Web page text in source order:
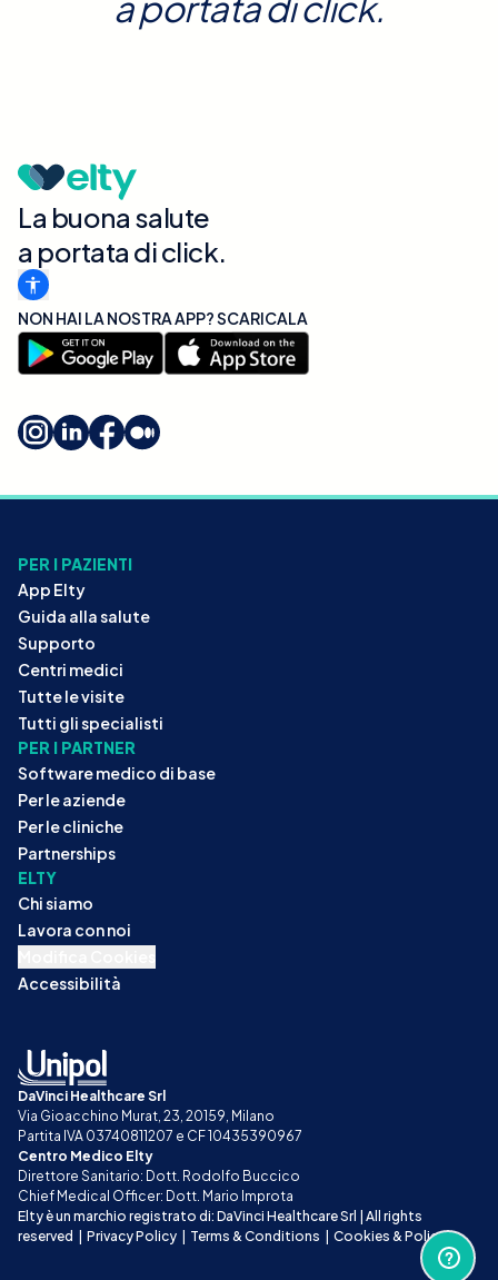
La buona salute
a portata di click.
NON HAI LA NOSTRA APP? SCARICALA
PER I PAZIENTI
App Elty
Guida alla salute
Supporto
Centri medici
Tutte le visite
Tutti gli specialisti
PER I PARTNER
Software medico di base
Per le aziende
Per le cliniche
Partnerships
ELTY
Chi siamo
Lavora con noi
Accessibilità
DaVinci Healthcare Srl
Via Gioacchino Murat, 23, 20159, Milano
Partita IVA 03740811207 e CF 10435390967
Centro Medico Elty
Direttore Sanitario: Dott. Rodolfo Buccico
Chief Medical Officer: Dott. Mario Improta
Elty è un marchio registrato di: DaVinci Healthcare Srl | All rights
reserved | Privacy Policy | Terms & Conditions | Cookies & Policy